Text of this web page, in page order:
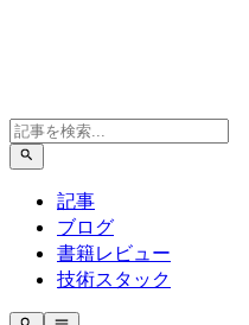
記事
ブログ
書籍レビュー
技術スタック